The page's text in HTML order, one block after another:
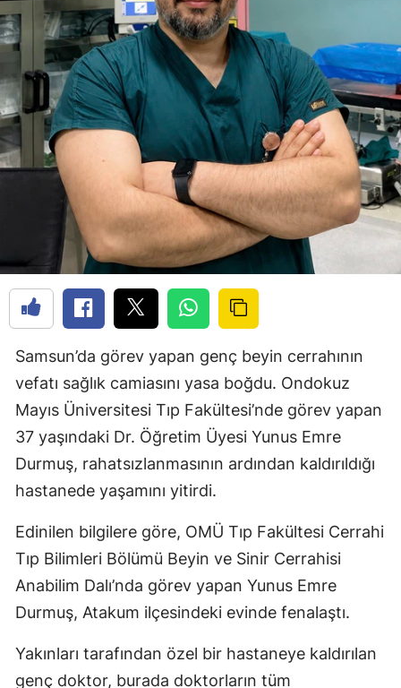
Samsun’da görev yapan genç beyin cerrahının
vefatı sağlık camiasını yasa boğdu. Ondokuz
Mayıs Üniversitesi Tıp Fakültesi’nde görev yapan
37 yaşındaki Dr. Öğretim Üyesi Yunus Emre
Durmuş, rahatsızlanmasının ardından kaldırıldığı
hastanede yaşamını yitirdi.
Edinilen bilgilere göre, OMÜ Tıp Fakültesi Cerrahi
Tıp Bilimleri Bölümü Beyin ve Sinir Cerrahisi
Anabilim Dalı’nda görev yapan Yunus Emre
Durmuş, Atakum ilçesindeki evinde fenalaştı.
Yakınları tarafından özel bir hastaneye kaldırılan
genç doktor, burada doktorların tüm